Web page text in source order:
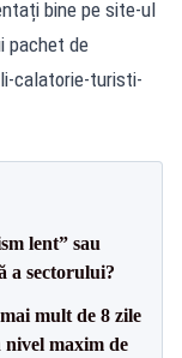
bine pe site-ul
pachet de
calatorie-turisti-
lent” sau
a sectorului?
mult de 8 zile
nivel maxim de